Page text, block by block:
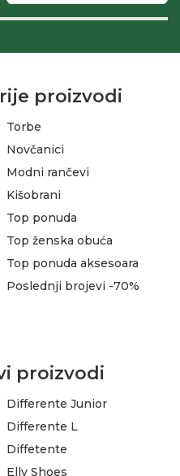
proizvodi
Torbe
Novčanici
Modni rančevi
Kišobrani
Top ponuda
Top ženska obuća
Top ponuda aksesoara
Poslednji brojevi -70%
proizvodi
Differente Junior
Differente L
Diffetente
Elly Shoes